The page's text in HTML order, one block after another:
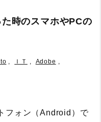
時のスマホやPCの
, ＩＴ , Adobe ,
フォン（Android）で